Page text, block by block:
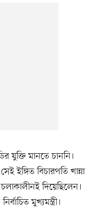
যুক্তি মানতে চাননি।
ইঙ্গিত বিচারপতি খান্না
দিয়েছিলেন।
মুখ্যমন্ত্রী।